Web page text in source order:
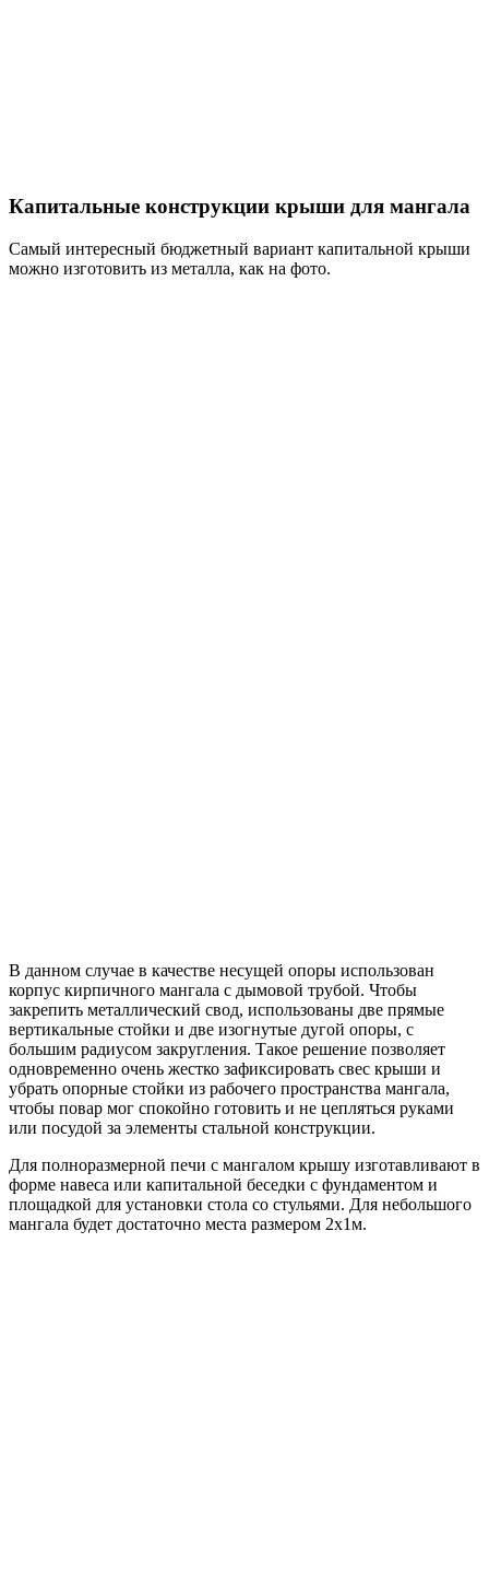
Капитальные конструкции крыши для мангала
Самый интересный бюджетный вариант капитальной крыши
можно изготовить из металла, как на фото.
В данном случае в качестве несущей опоры использован
корпус кирпичного мангала с дымовой трубой. Чтобы
закрепить металлический свод, использованы две прямые
вертикальные стойки и две изогнутые дугой опоры, с
большим радиусом закругления. Такое решение позволяет
одновременно очень жестко зафиксировать свес крыши и
убрать опорные стойки из рабочего пространства мангала,
чтобы повар мог спокойно готовить и не цепляться руками
или посудой за элементы стальной конструкции.
Для полноразмерной печи с мангалом крышу изготавливают в
форме навеса или капитальной беседки с фундаментом и
площадкой для установки стола со стульями. Для небольшого
мангала будет достаточно места размером 2х1м.